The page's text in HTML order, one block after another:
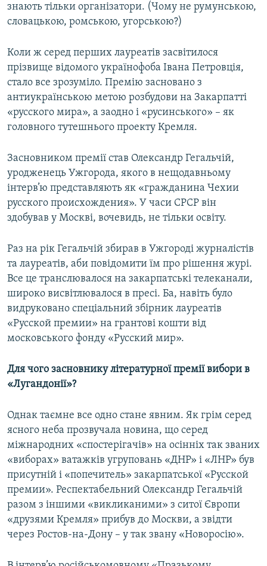
знають тільки організатори. (Чому не румунською,
словацькою, ромською, угорською?)
Коли ж серед перших лауреатів засвітилося
прізвище відомого українофоба Івана Петровція,
стало все зрозуміло. Премію засновано з
антиукраїнською метою розбудови на Закарпатті
«русского мира», а заодно і «русинського» – як
головного тутешнього проекту Кремля.
Засновником премії став Олександр Гегальчій,
уродженець Ужгорода, якого в нещодавньому
інтерв’ю представляють як «гражданина Чехии
русского происхождения». У часи СРСР він
здобував у Москві, вочевидь, не тільки освіту.
Раз на рік Гегальчій збирав в Ужгороді журналістів
та лауреатів, аби повідомити їм про рішення журі.
Все це транслювалося на закарпатські телеканали,
широко висвітлювалося в пресі. Ба, навіть було
видруковано спеціальний збірник лауреатів
«Русской премии» на грантові кошти від
московського фонду «Русский мир».
Для чого засновнику літературної премії вибори в
«Лугандонії»?
Однак таємне все одно стане явним. Як грім серед
ясного неба прозвучала новина, що серед
міжнародних «спостерігачів» на осінніх так званих
«виборах» ватажків угруповань «ДНР» і «ЛНР» був
присутній і «попечитель» закарпатської «Русской
премии». Респектабельний Олександр Гегальчій
разом з іншими «викликаними» з ситої Європи
«друзями Кремля» прибув до Москви, а звідти
через Ростов-на-Дону – у так звану «Новоросію».